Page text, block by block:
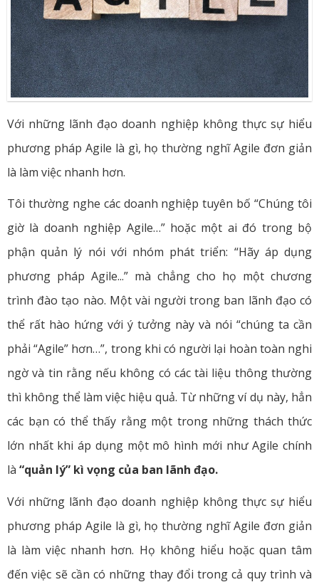
Với những lãnh đạo doanh nghiệp không thực sự hiểu
phương pháp Agile là gì, họ thường nghĩ Agile đơn giản
là làm việc nhanh hơn.
Tôi thường nghe các doanh nghiệp tuyên bố “Chúng tôi
giờ là doanh nghiệp Agile…” hoặc một ai đó trong bộ
phận quản lý nói với nhóm phát triển: “Hãy áp dụng
phương pháp Agile...” mà chẳng cho họ một chương
trình đào tạo nào. Một vài người trong ban lãnh đạo có
thể rất hào hứng với ý tưởng này và nói “chúng ta cần
phải “Agile” hơn…”, trong khi có người lại hoàn toàn nghi
ngờ và tin rằng nếu không có các tài liệu thông thường
thì không thể làm việc hiệu quả. Từ những ví dụ này, hẳn
các bạn có thể thấy rằng một trong những thách thức
lớn nhất khi áp dụng một mô hình mới như Agile chính
là “quản lý” kì vọng của ban lãnh đạo.
Với những lãnh đạo doanh nghiệp không thực sự hiểu
phương pháp Agile là gì, họ thường nghĩ Agile đơn giản
là làm việc nhanh hơn. Họ không hiểu hoặc quan tâm
đến việc sẽ cần có những thay đổi trong cả quy trình và